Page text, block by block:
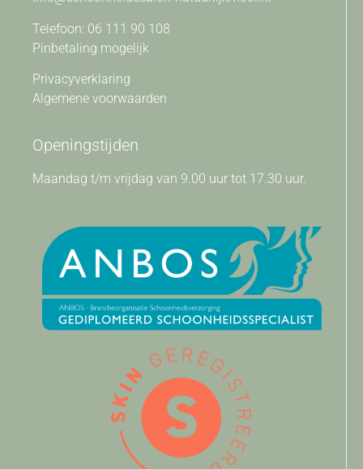
Telefoon: 06 111 90 108
Pinbetaling mogelijk
Privacyverklaring
Algemene voorwaarden
Openingstijden
Maandag t/m vrijdag van 9.00 uur tot 17.30 uur.